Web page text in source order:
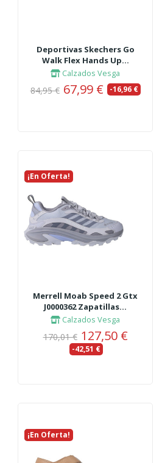
Deportivas Skechers Go
Walk Flex Hands Up...
Calzados Vesga
84,95 € 67,99 € -16,96 €
¡En Oferta!
Nuevo
Merrell Moab Speed 2 Gtx
J0000362 Zapatillas...
Calzados Vesga
170,01 € 127,50 €
-42,51 €
¡En Oferta!
Nuevo